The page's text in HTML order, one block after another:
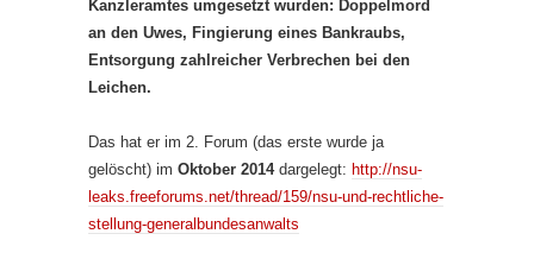
Kanzleramtes umgesetzt wurden: Doppelmord
an den Uwes, Fingierung eines Bankraubs,
Entsorgung zahlreicher Verbrechen bei den
Leichen.
Das hat er im 2. Forum (das erste wurde ja
gelöscht) im Oktober 2014dargelegt: http://nsu-
leaks.freeforums.net/thread/159/nsu-und-rechtliche-
stellung-generalbundesanwalts